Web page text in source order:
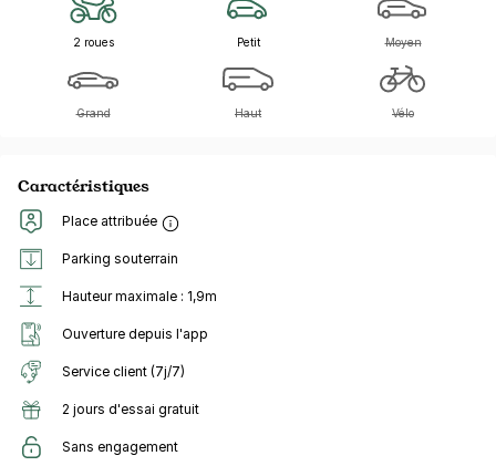
2 roues Petit Moyen
Grand Haut Vélo
Caractéristiques
Place attribuée
Parking souterrain
Hauteur maximale : 1,9m
Ouverture depuis l'app
Service client (7j/7)
2 jours d'essai gratuit
Sans engagement